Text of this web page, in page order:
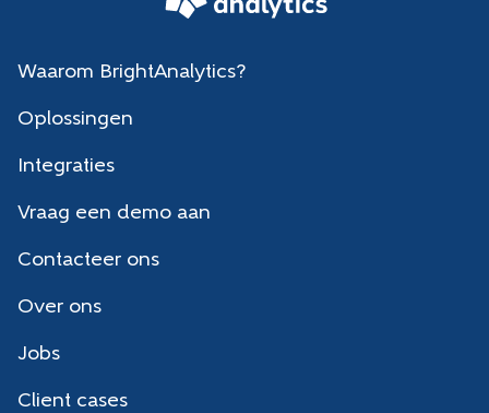
Waarom BrightAnalytics?
Oplossingen
Integraties
Vraag een demo aan
Contacteer ons
Over ons
Jobs
Client cases